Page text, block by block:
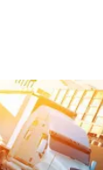
İşitme